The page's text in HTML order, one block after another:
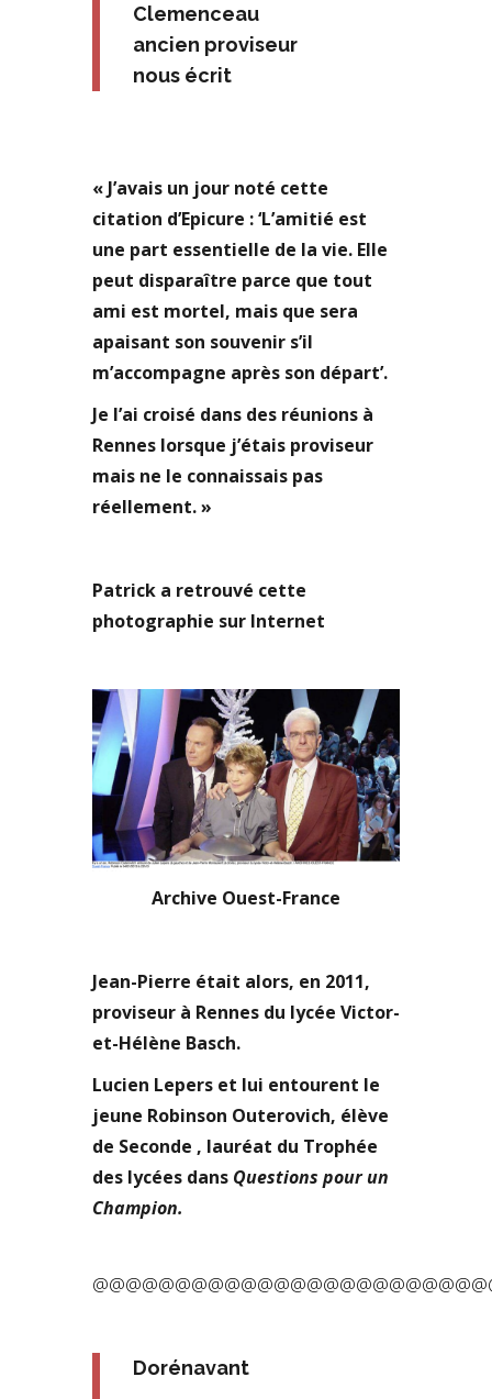
Clemenceau
ancien proviseur
nous écrit
« J’avais un jour noté cette
citation d’Epicure : ‘L’amitié est
une part essentielle de la vie. Elle
peut disparaître parce que tout
ami est mortel, mais que sera
apaisant son souvenir s’il
m’accompagne après son départ’.
Je l’ai croisé dans des réunions à
Rennes lorsque j’étais proviseur
mais ne le connaissais pas
réellement. »
Patrick a retrouvé cette
photographie sur Internet
Archive Ouest-France
Jean-Pierre était alors, en 2011,
proviseur à Rennes du lycée Victor-
et-Hélène Basch.
Lucien Lepers et lui entourent le
jeune Robinson Outerovich, élève
de Seconde , lauréat du Trophée
des lycées dans Questions pour un
Champion.
Dorénavant